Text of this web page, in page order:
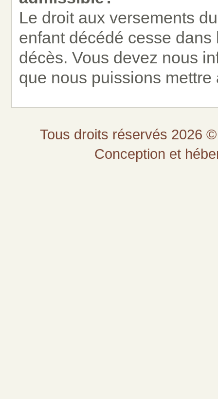
Le droit aux versements
enfant décédé cesse
décès. Vous devez nous
que nous puissions
Tous droits réservés 2026
Conception et